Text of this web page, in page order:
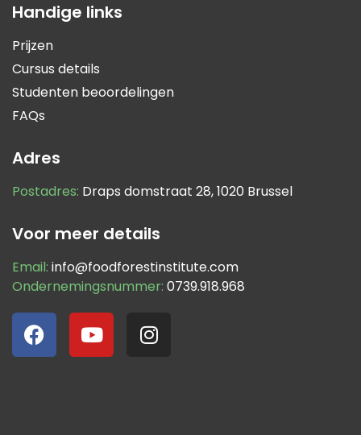
Handige links
Prijzen
Cursus details
Studenten beoordelingen
FAQs
Adres
Postadres: Draps domstraat 28, 1020 Brussel
Voor meer details
Email: info@foodforestinstitute.com
Ondernemingsnummer: 0739.918.968